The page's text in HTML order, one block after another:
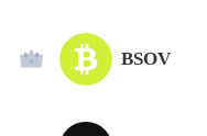
2 BSOV